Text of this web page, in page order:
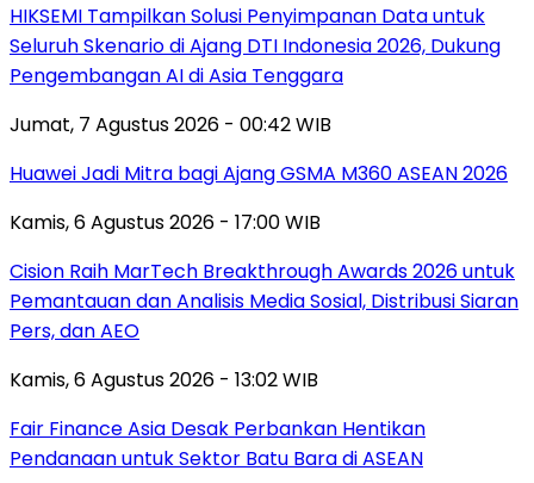
HIKSEMI Tampilkan Solusi Penyimpanan Data untuk
Seluruh Skenario di Ajang DTI Indonesia 2026, Dukung
Pengembangan AI di Asia Tenggara
Jumat, 7 Agustus 2026 - 00:42 WIB
Huawei Jadi Mitra bagi Ajang GSMA M360 ASEAN 2026
Kamis, 6 Agustus 2026 - 17:00 WIB
Cision Raih MarTech Breakthrough Awards 2026 untuk
Pemantauan dan Analisis Media Sosial, Distribusi Siaran
Pers, dan AEO
Kamis, 6 Agustus 2026 - 13:02 WIB
Fair Finance Asia Desak Perbankan Hentikan
Pendanaan untuk Sektor Batu Bara di ASEAN